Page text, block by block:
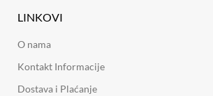
LINKOVI
O nama
Kontakt Informacije
Dostava i Plaćanje